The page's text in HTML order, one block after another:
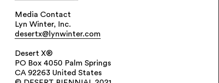
Media Contact
Lyn Winter, Inc.
desertx@lynwinter.com
Desert X®
PO Box 4050 Palm Springs
CA 92263 United States